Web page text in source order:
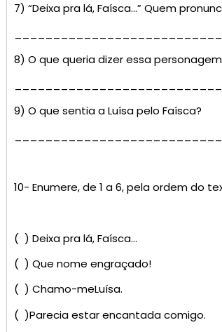
7) “Deixa pra lá, Faísca…” Quem
8) O que queria dizer essa
9) O que sentia a Luísa pelo Faísca?
10- Enumere, de 1 a 6, pela ordem do
( ) Deixa pra lá, Faísca…
( ) Que nome engraçado!
( ) Chamo-meLuísa.
( )Parecia estar encantada comigo.